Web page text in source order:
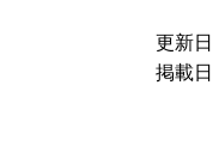
更新日
掲載日